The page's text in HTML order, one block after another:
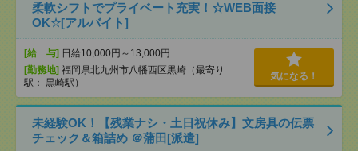
柔軟シフトでプライベート充実！☆WEB面接
OK☆[アルバイト]
[給 与] 日給10,000円～13,000円
[勤務地] 福岡県北九州市八幡西区黒崎（最寄り
駅： 黒崎駅）
気になる！
未経験OK！【残業ナシ・土日祝休み】文房具の伝票
チェック＆箱詰め ＠蒲田[派遣]